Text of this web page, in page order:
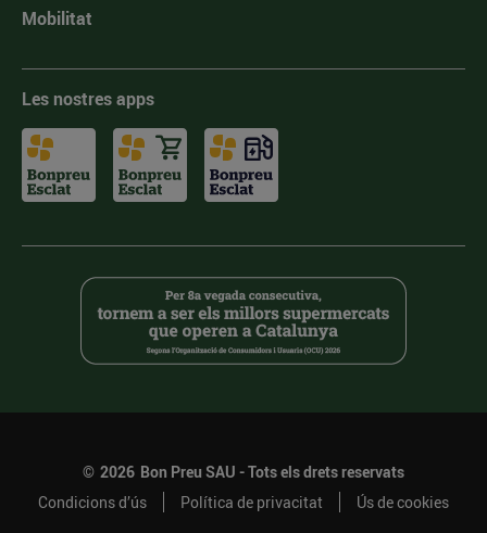
Mobilitat
Les nostres apps
© 2026 Bon Preu SAU - Tots els drets reservats
Condicions d’ús
Política de privacitat Ús de cookies